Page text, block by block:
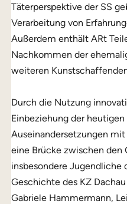
Täterperspektive der SS
Verarbeitung von
Außerdem enthält ARt
Nachkommen der
weiteren
Durch die Nutzung
Einbeziehung der
Auseinandersetzungen
eine Brücke zwischen den
insbesondere Jugendliche
Geschichte des KZ
Gabriele Hammermann,